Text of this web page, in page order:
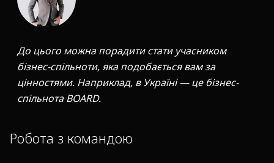
До цього можна порадити стати учасником
бізнес-спільноти, яка подобається вам за
цінностями. Наприклад, в Україні — це бізнес-
спільнота BOARD.
Робота з командою